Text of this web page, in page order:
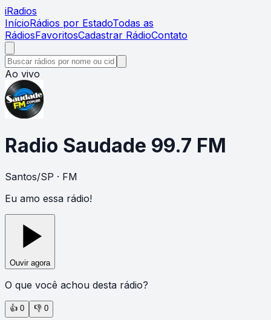
iRadios
InícioRádios por EstadoTodas as
RádiosFavoritosCadastrar RádioContato
Ao vivo
Radio Saudade 99.7 FM
Santos/SP · FM
Eu amo essa rádio!
Ouvir agora
O que você achou desta rádio?
👍 0 👎 0